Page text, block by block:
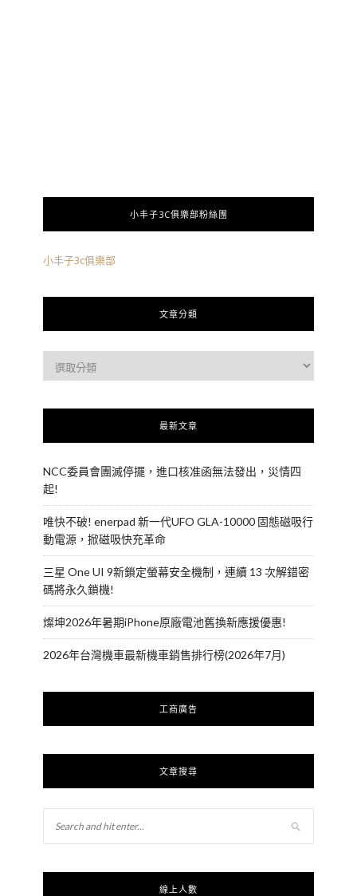
小丰子3C俱樂部粉絲團
小丰子3c俱樂部
文章分類
最新文章
NCC委員會團滅停擺，進口核准函無法發出，災情四
起!
唯快不破! enerpad 新一代UFO GLA-10000 固態磁吸行
動電源，掀磁吸快充革命
三星 One UI 9新鎖定螢幕安全機制，連續 13 次解錯密
碼將永久鎖機!
燦坤2026年暑期iPhone原廠電池舊換新應援優惠!
2026年台灣機車最新機車銷售排行榜(2026年7月)
工商廣告
文章搜尋
線上人數